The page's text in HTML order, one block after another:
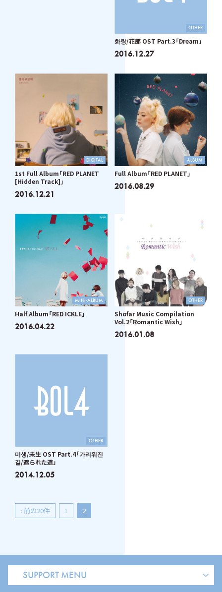
OTHER
화랑/花郎 OST Part.3「Dream」
2016.12.27
DIGITAL
1st Full Album「RED PLANET
[Hidden Track]」
2016.12.21
ALBUM
Full Album「RED PLANET」
2016.08.29
MINI-ALBUM
Half Album「RED ICKLE」
2016.04.22
OTHER
Shofar Music Compilation
Vol.2「Romantic Wish」
2016.01.08
OTHER
미생/未生 OST Part.4「가리워진
길/遮られた道」
2014.12.05
‹ 前の20件 1 2
SUPPORT MENU